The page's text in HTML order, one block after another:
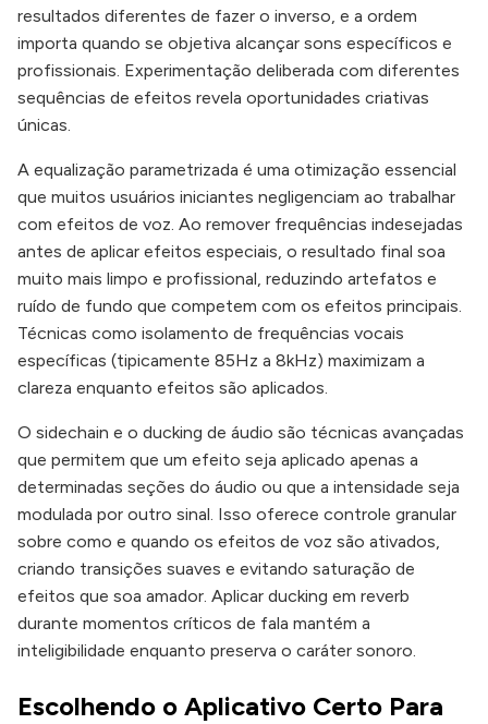
resultados diferentes de fazer o inverso, e a ordem
importa quando se objetiva alcançar sons específicos e
profissionais. Experimentação deliberada com diferentes
sequências de efeitos revela oportunidades criativas
únicas.
A equalização parametrizada é uma otimização essencial
que muitos usuários iniciantes negligenciam ao trabalhar
com efeitos de voz. Ao remover frequências indesejadas
antes de aplicar efeitos especiais, o resultado final soa
muito mais limpo e profissional, reduzindo artefatos e
ruído de fundo que competem com os efeitos principais.
Técnicas como isolamento de frequências vocais
específicas (tipicamente 85Hz a 8kHz) maximizam a
clareza enquanto efeitos são aplicados.
O sidechain e o ducking de áudio são técnicas avançadas
que permitem que um efeito seja aplicado apenas a
determinadas seções do áudio ou que a intensidade seja
modulada por outro sinal. Isso oferece controle granular
sobre como e quando os efeitos de voz são ativados,
criando transições suaves e evitando saturação de
efeitos que soa amador. Aplicar ducking em reverb
durante momentos críticos de fala mantém a
inteligibilidade enquanto preserva o caráter sonoro.
Escolhendo o Aplicativo Certo Para